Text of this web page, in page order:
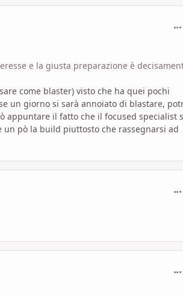
e la giusta preparazione è
come blaster) visto che ha quei pochi
un giorno si sarà annoiato di blastare,
appuntare il fatto che il focused specialist
pò la build piuttosto che rassegnarsi ad